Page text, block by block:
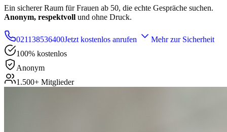
Ein sicherer Raum für Frauen ab 50, die echte Gespräche suchen.
Anonym, respektvoll und ohne Druck.
021138536400Jetzt kostenlos anrufen
Mehr zur Sicherheit
100% kostenlos
Anonym
1.500+ Mitglieder